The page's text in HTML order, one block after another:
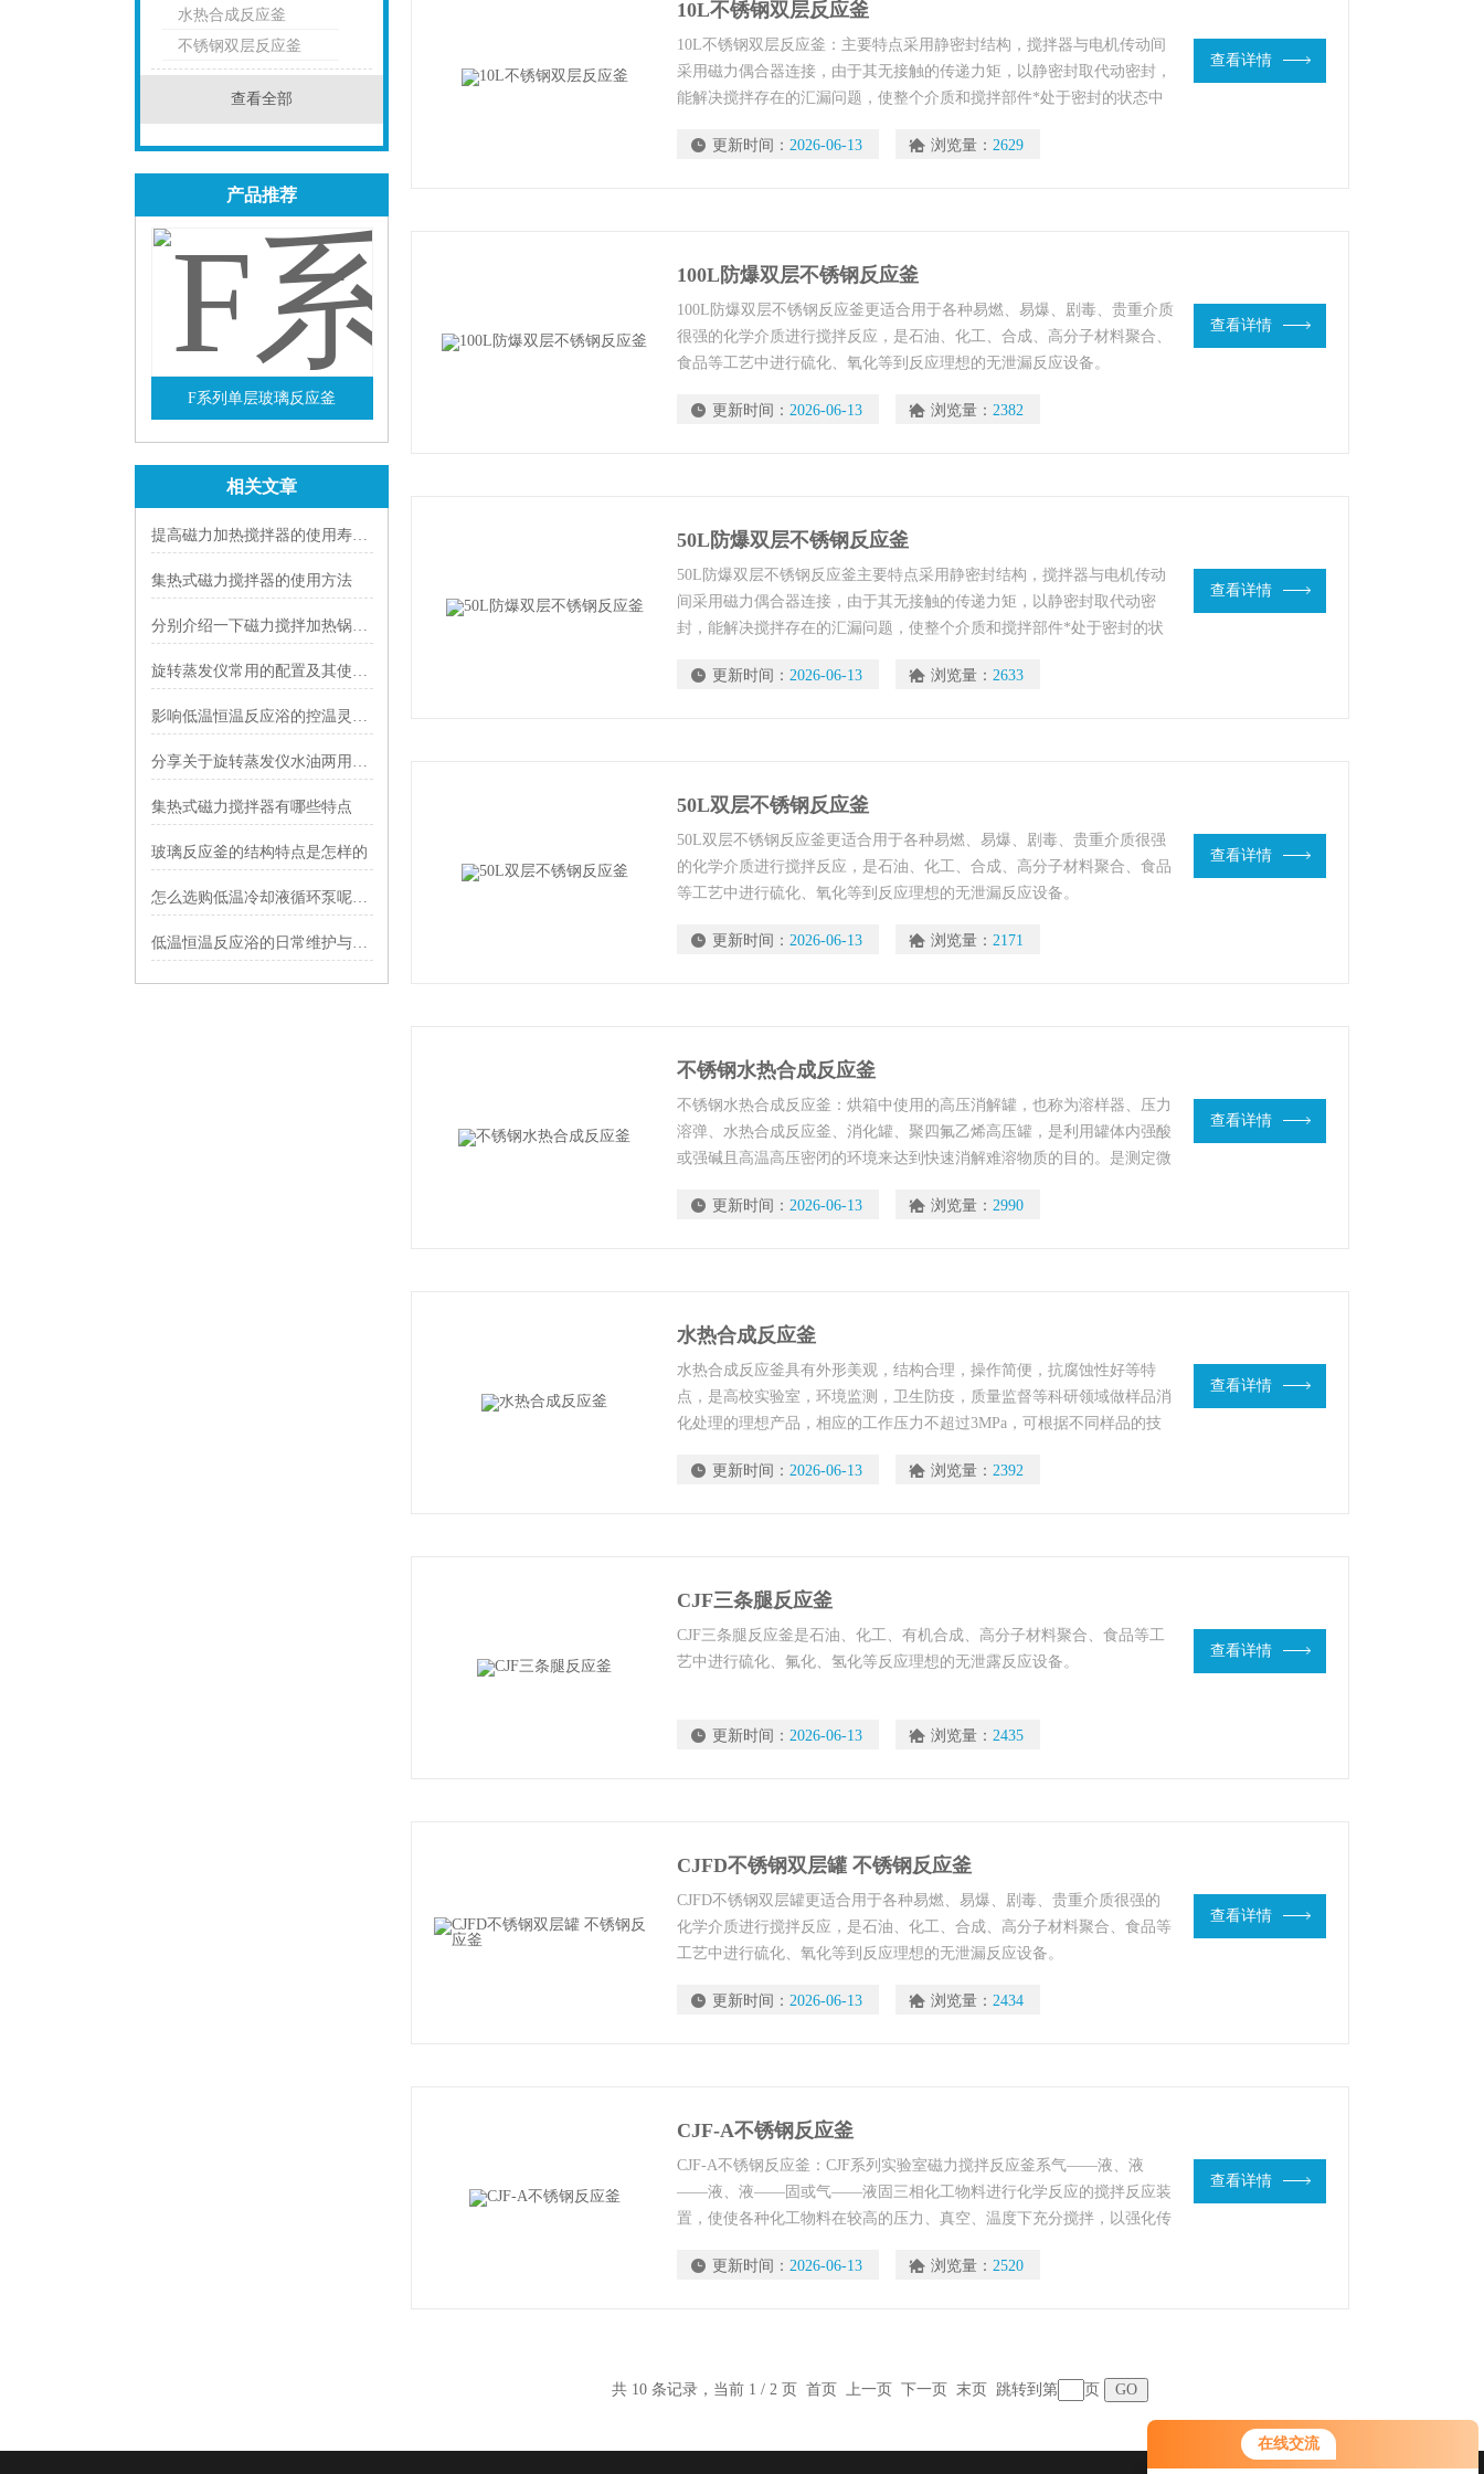
在线交流
点击
水热合成反应釜
不锈钢双层反应釜
查看全部
产品推荐
F系列单层玻璃反应釜
查看详情
相关文章
提高磁力加热搅拌器的使用寿命，要先了解什么呢
集热式磁力搅拌器的使用方法
分别介绍一下磁力搅拌加热锅三种不同盘面的使用
旋转蒸发仪常用的配置及其使用时的注意事项有哪些？
影响低温恒温反应浴的控温灵敏度的因素有哪些
分享关于旋转蒸发仪水油两用常用配件
集热式磁力搅拌器有哪些特点
玻璃反应釜的结构特点是怎样的
怎么选购低温冷却液循环泵呢?有哪些参考意见
低温恒温反应浴的日常维护与保养
10L不锈钢双层反应釜
10L不锈钢双层反应釜：主要特点采用静密封结构，搅拌器与电机传动间
采用磁力偶合器连接，由于其无接触的传递力矩，以静密封取代动密封，
能解决搅拌存在的汇漏问题，使整个介质和搅拌部件*处于密封的状态中
更新时间： 2026-06-13 浏览量： 2629
查看详情
100L防爆双层不锈钢反应釜
100L防爆双层不锈钢反应釜更适合用于各种易燃、易爆、剧毒、贵重介质
很强的化学介质进行搅拌反应，是石油、化工、合成、高分子材料聚合、
食品等工艺中进行硫化、氧化等到反应理想的无泄漏反应设备。
更新时间： 2026-06-13 浏览量： 2382
查看详情
50L防爆双层不锈钢反应釜
50L防爆双层不锈钢反应釜主要特点采用静密封结构，搅拌器与电机传动
间采用磁力偶合器连接，由于其无接触的传递力矩，以静密封取代动密
封，能解决搅拌存在的汇漏问题，使整个介质和搅拌部件*处于密封的状
更新时间： 2026-06-13 浏览量： 2633
查看详情
50L双层不锈钢反应釜
50L双层不锈钢反应釜更适合用于各种易燃、易爆、剧毒、贵重介质很强
的化学介质进行搅拌反应，是石油、化工、合成、高分子材料聚合、食品
等工艺中进行硫化、氧化等到反应理想的无泄漏反应设备。
更新时间： 2026-06-13 浏览量： 2171
查看详情
不锈钢水热合成反应釜
不锈钢水热合成反应釜：烘箱中使用的高压消解罐，也称为溶样器、压力
溶弹、水热合成反应釜、消化罐、聚四氟乙烯高压罐，是利用罐体内强酸
或强碱且高温高压密闭的环境来达到快速消解难溶物质的目的。是测定微
更新时间： 2026-06-13 浏览量： 2990
查看详情
水热合成反应釜
水热合成反应釜具有外形美观，结构合理，操作简便，抗腐蚀性好等特
点，是高校实验室，环境监测，卫生防疫，质量监督等科研领域做样品消
化处理的理想产品，相应的工作压力不超过3MPa，可根据不同样品的技
高压消解罐内胆（四氟内衬杯），需要来图或来样加工。
更新时间： 2026-06-13 浏览量： 2392
查看详情
CJF三条腿反应釜
CJF三条腿反应釜是石油、化工、有机合成、高分子材料聚合、食品等工
艺中进行硫化、氟化、氢化等反应理想的无泄露反应设备。
更新时间： 2026-06-13 浏览量： 2435
查看详情
CJFD不锈钢双层罐 不锈钢反应釜
CJFD不锈钢双层罐更适合用于各种易燃、易爆、剧毒、贵重介质很强的
化学介质进行搅拌反应，是石油、化工、合成、高分子材料聚合、食品等
工艺中进行硫化、氧化等到反应理想的无泄漏反应设备。
更新时间： 2026-06-13 浏览量： 2434
查看详情
CJF-A不锈钢反应釜
CJF-A不锈钢反应釜：CJF系列实验室磁力搅拌反应釜系气——液、液
——液、液——固或气——液固三相化工物料进行化学反应的搅拌反应装
置，使使各种化工物料在较高的压力、真空、温度下充分搅拌，以强化传
更新时间： 2026-06-13 浏览量： 2520
查看详情
共 10 条记录，当前 1 / 2 页 首页 上一页 下一页 末页 跳转到第 页